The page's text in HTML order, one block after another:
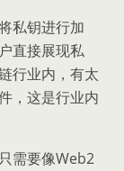
私钥进行加
直接展现私
行业内，有太
，这是行业内
需要像Web2